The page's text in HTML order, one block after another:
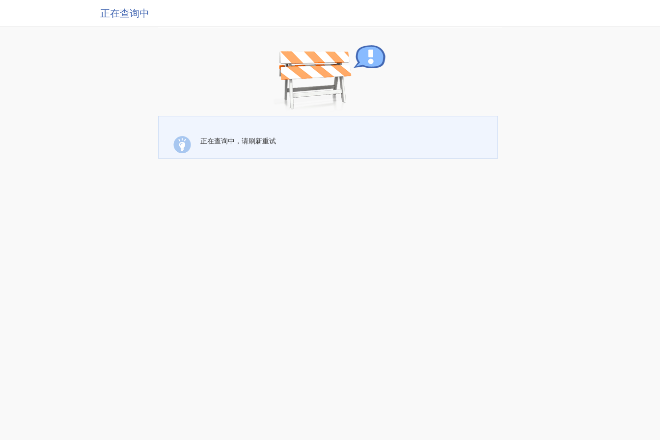
正在查询中
正在查询中，请刷新重试